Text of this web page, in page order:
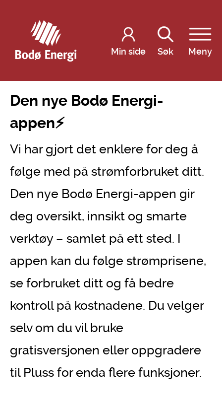
Min side Søk Meny
Den nye Bodø Energi-
appen⚡️
Vi har gjort det enklere for deg å
følge med på strømforbruket ditt.
Den nye Bodø Energi-appen gir
deg oversikt, innsikt og smarte
verktøy – samlet på ett sted. I
appen kan du følge strømprisene,
se forbruket ditt og få bedre
kontroll på kostnadene. Du velger
selv om du vil bruke
gratisversjonen eller oppgradere
til Pluss for enda flere funksjoner.